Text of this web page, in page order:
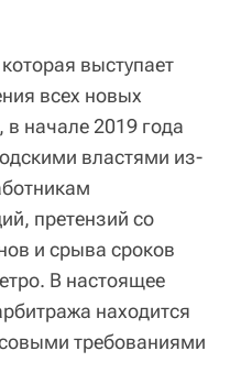
выступает
всех новых
в начале 2019 года
властями из-
претензий со
и срыва сроков
В настоящее
находится
требованиями